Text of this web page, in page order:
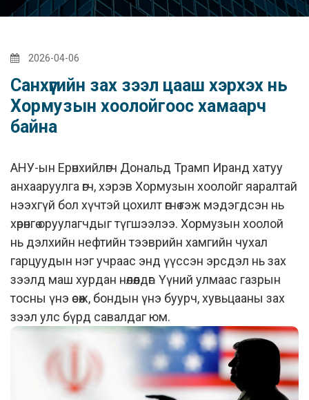
2026-04-06
Санхүүгийн зах зээл цааш хэрхэх нь
Хормузын хоолойгоос хамаарч
байна
АНУ-ын Ерөнхийлөгч Дональд Трамп Иранд хатуу
анхааруулга өгч, хэрэв Хормузын хоолойг яаралтай
нээхгүй бол хүчтэй цохилт өгнө гэж мэдэгдсэн нь
хөрөнгө оруулагчдыг түгшээлээ. Хормузын хоолой
нь дэлхийн нефтийн тээврийн хамгийн чухал
гарцуудын нэг учраас энд үүссэн эрсдэл нь зах
зээлд маш хурдан нөлөөлдөг. Үүний улмаас газрын
тосны үнэ өсөж, бондын үнэ буурч, хувьцааны зах
зээл улс бүрд савалдаг юм.